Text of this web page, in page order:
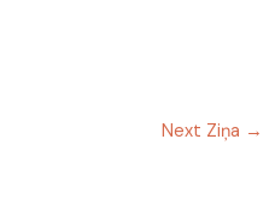
Next Ziņa →